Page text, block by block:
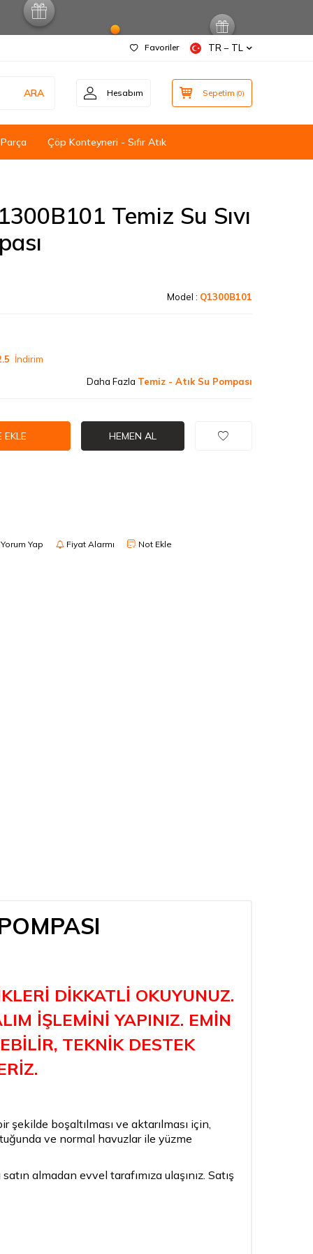
Favoriler TR − TL
ARA Hesabım Sepetim (0)
Çöp Konteyneri - Sıfır Atık
Temiz Su Sıvı
Model : Q1300B101
İndirim
Daha Fazla Temiz - Atık Su Pompası
EKLE HEMEN AL
Yorum Yap Fiyat Alarmı Not Ekle
DİKKATLİ OKUYUNUZ.
İŞLEMİNİ YAPINIZ. EMİN
TEKNİK DESTEK
boşaltılması ve aktarılması için,
ve normal havuzlar ile yüzme
almadan evvel tarafımıza ulaşınız. Satış